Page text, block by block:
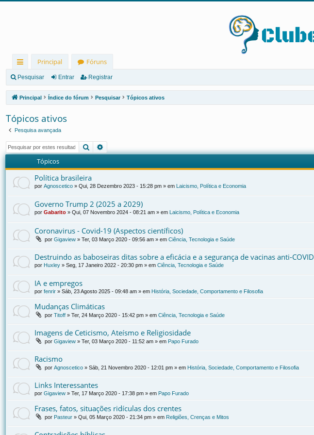
in
ks
rá
pi
os
Principal
Fóruns
Pesquisar Entrar Registrar
Principal Índice do fórum Pesquisar Tópicos ativos
Tópicos ativos
Pesquisa avançada
Pesquisar
Tópicos
Política brasileira
por Agnoscetico » Qui, 28 Dezembro 2023 - 15:28 pm » em Laicismo, Política e Economia
Governo Trump 2 (2025 a 2029)
por Gabarito » Qui, 07 Novembro 2024 - 08:21 am » em Laicismo, Política e Economia
Coronavirus - Covid-19 (Aspectos científicos)
por Gigaview » Ter, 03 Março 2020 - 09:56 am » em Ciência, Tecnologia e Saúde
Destruindo as baboseiras ditas sobre a eficácia e a segurança de vacinas anti-COVID
por Huxley » Seg, 17 Janeiro 2022 - 20:30 pm » em Ciência, Tecnologia e Saúde
IA e empregos
por fenrir » Sáb, 23 Agosto 2025 - 09:48 am » em História, Sociedade, Comportamento e Filosofia
Mudanças Climáticas
por Titoff » Ter, 24 Março 2020 - 15:42 pm » em Ciência, Tecnologia e Saúde
Imagens de Ceticismo, Ateísmo e Religiosidade
por Gigaview » Ter, 03 Março 2020 - 11:52 am » em Papo Furado
Racismo
por Agnoscetico » Sáb, 21 Novembro 2020 - 12:01 pm » em História, Sociedade, Comportamento e Filosofia
Links Interessantes
por Gigaview » Ter, 17 Março 2020 - 17:38 pm » em Papo Furado
Frases, fatos, situações ridículas dos crentes
por Pasteur » Qui, 05 Março 2020 - 21:34 pm » em Religiões, Crenças e Mitos